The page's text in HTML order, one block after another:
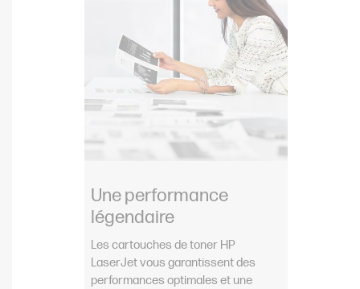
Une performance
légendaire
Les cartouches de toner HP
LaserJet vous garantissent des
performances optimales et une